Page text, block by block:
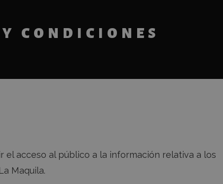
CONDICIONES
acceso al público a la información relativa a los
Maquila.